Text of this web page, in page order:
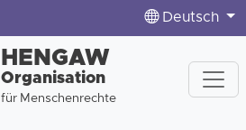
Deutsch
HENGAW
Organisation
für Menschenrechte